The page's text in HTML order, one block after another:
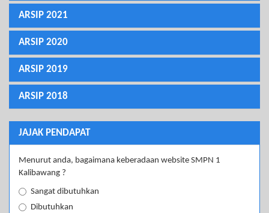
ARSIP 2021
ARSIP 2020
ARSIP 2019
ARSIP 2018
JAJAK PENDAPAT
Menurut anda, bagaimana keberadaan website SMPN 1
Kalibawang ?
Sangat dibutuhkan
Dibutuhkan